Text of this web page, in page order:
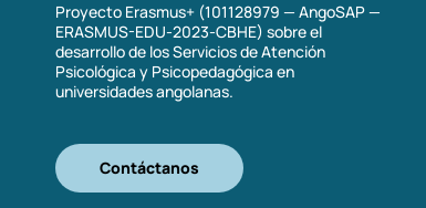
Proyecto Erasmus+ (101128979 — AngoSAP —
ERASMUS-EDU-2023-CBHE) sobre el
desarrollo de los Servicios de Atención
Psicológica y Psicopedagógica en
universidades angolanas.
Contáctanos